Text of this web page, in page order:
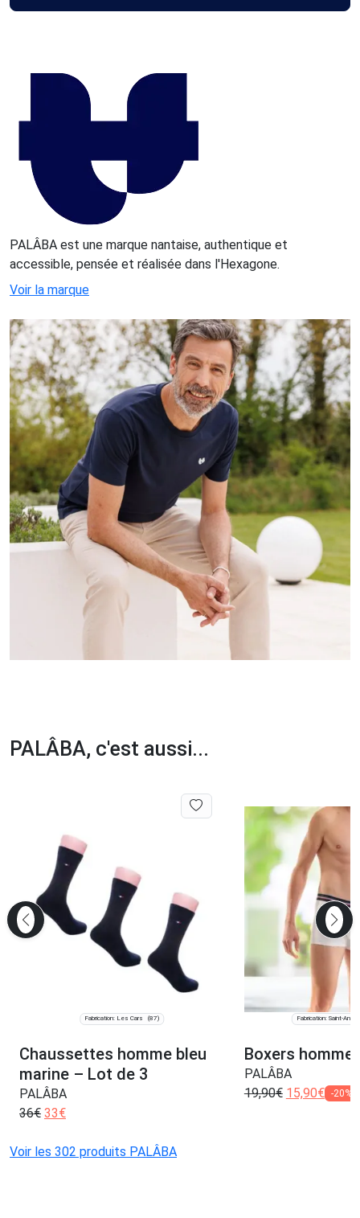
PALÂBA est une marque nantaise, authentique et
accessible, pensée et réalisée dans l'Hexagone.
Voir la marque
PALÂBA, c'est aussi...
Fabrication: Les Cars (87)
Chaussettes homme bleu
marine – Lot de 3
PALÂBA
36€ 33€
Fabrication: Saint-
Boxers homme
PALÂBA
19,90€ 15,90€ -20%
Voir les 302 produits PALÂBA